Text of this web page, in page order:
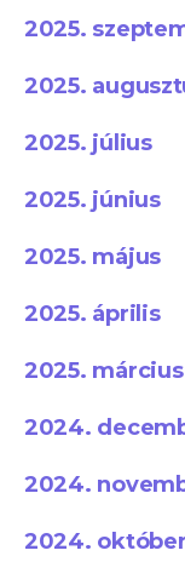
2025.
2025.
2025. július
2025. június
2025. május
2025. április
2025. március
2024.
2024.
2024. október